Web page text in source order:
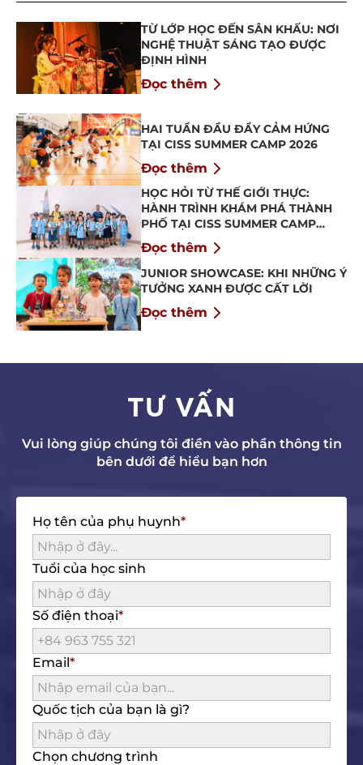
TỪ LỚP HỌC ĐẾN SÂN KHẤU: NƠI
NGHỆ THUẬT SÁNG TẠO ĐƯỢC
ĐỊNH HÌNH
Đọc thêm
HAI TUẦN ĐẦU ĐẦY CẢM HỨNG
TẠI CISS SUMMER CAMP 2026
Đọc thêm
HỌC HỎI TỪ THẾ GIỚI THỰC:
HÀNH TRÌNH KHÁM PHÁ THÀNH
PHỐ TẠI CISS SUMMER CAMP
2026
Đọc thêm
JUNIOR SHOWCASE: KHI NHỮNG Ý
TƯỞNG XANH ĐƯỢC CẤT LỜI
Đọc thêm
TƯ VẤN
Vui lòng giúp chúng tôi điền vào phần thông tin
bên dưới để hiểu bạn hơn
Họ tên của phụ huynh
Tuổi của học sinh
Số điện thoại
Email
Quốc tịch của bạn là gì?
Chọn chương trình